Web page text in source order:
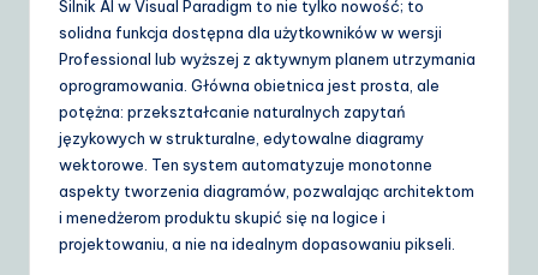
Silnik AI w Visual Paradigm to nie tylko nowość; to
solidna funkcja dostępna dla użytkowników w wersji
Professional lub wyższej z aktywnym planem utrzymania
oprogramowania. Główna obietnica jest prosta, ale
potężna: przekształcanie naturalnych zapytań
językowych w strukturalne, edytowalne diagramy
wektorowe. Ten system automatyzuje monotonne
aspekty tworzenia diagramów, pozwalając architektom
i menedżerom produktu skupić się na logice i
projektowaniu, a nie na idealnym dopasowaniu pikseli.